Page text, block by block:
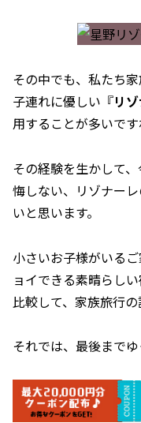
その中でも、私たち
子連れに優しい『リ
用することが多いです
その経験を生かして
悔しない、リゾナー
いと思います。
小さいお子様がいる
ョイできる素晴らし
比較して、家族旅行
それでは、最後までゆ